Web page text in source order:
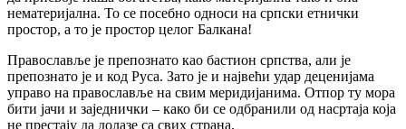
нематеријална. То се посебно односи на српски етнички
простор, а то је простор целог Балкана!
Православље је препознато као бастион српства, али је
препознато је и код Руса. Зато је и највећи удар деценијама
управо на православље на свим меридијанима. Отпор ту мора
бити јачи и заједнички – како би се одбранили од насртаја која
не престају да долазе са свих страна.